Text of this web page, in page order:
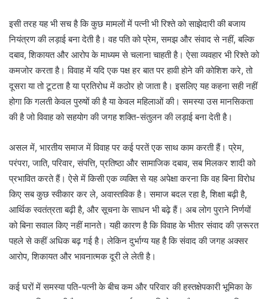
इसी तरह यह भी सच है कि कुछ मामलों में पत्नी भी रिश्ते को साझेदारी की बजाय
नियंत्रण की लड़ाई बना देती है। वह पति को प्रेम, समझ और संवाद से नहीं, बल्कि
दबाव, शिकायत और आरोप के माध्यम से चलाना चाहती है। ऐसा व्यवहार भी रिश्ते को
कमजोर करता है। विवाह में यदि एक पक्ष हर बात पर हावी होने की कोशिश करे, तो
दूसरा या तो टूटता है या प्रतिरोध में कठोर हो जाता है। इसलिए यह कहना सही नहीं
होगा कि गलती केवल पुरुषों की है या केवल महिलाओं की। समस्या उस मानसिकता
की है जो विवाह को सहयोग की जगह शक्ति-संतुलन की लड़ाई बना देती है।
असल में, भारतीय समाज में विवाह पर कई परतें एक साथ काम करती हैं। प्रेम,
परंपरा, जाति, परिवार, संपत्ति, प्रतिष्ठा और सामाजिक दबाव, सब मिलकर शादी को
प्रभावित करते हैं। ऐसे में किसी एक व्यक्ति से यह अपेक्षा करना कि वह बिना विरोध
किए सब कुछ स्वीकार कर ले, अवास्तविक है। समाज बदल रहा है, शिक्षा बढ़ी है,
आर्थिक स्वतंत्रता बढ़ी है, और सूचना के साधन भी बढ़े हैं। अब लोग पुराने निर्णयों
को बिना सवाल किए नहीं मानते। यही कारण है कि विवाह के भीतर संवाद की ज़रूरत
पहले से कहीं अधिक बढ़ गई है। लेकिन दुर्भाग्य यह है कि संवाद की जगह अक्सर
आरोप, शिकायत और भावनात्मक दूरी ले लेती है।
कई घरों में समस्या पति-पत्नी के बीच कम और परिवार की हस्तक्षेपकारी भूमिका के